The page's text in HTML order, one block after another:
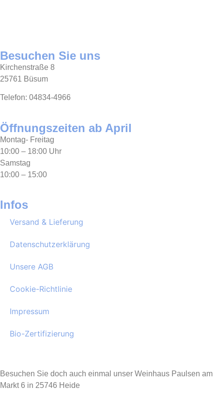
Besuchen Sie uns
Kirchenstraße 8
25761 Büsum
Telefon: 04834-4966
Öffnungszeiten ab April
Montag- Freitag
10:00 – 18:00 Uhr
Samstag
10:00 – 15:00
Infos
Versand & Lieferung
Datenschutzerklärung
Unsere AGB
Cookie-Richtlinie
Impressum
Bio-Zertifizierung
Besuchen Sie doch auch einmal unser Weinhaus Paulsen am
Markt 6 in 25746 Heide